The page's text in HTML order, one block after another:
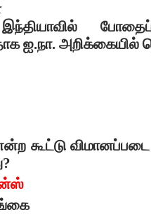
ஐ.நா. அறிக்கையில்
கூட்டு
?